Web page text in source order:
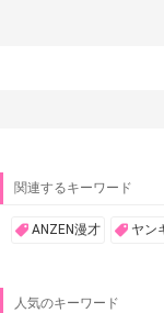
関連するキーワード
ANZEN漫才 ヤン
人気のキーワード